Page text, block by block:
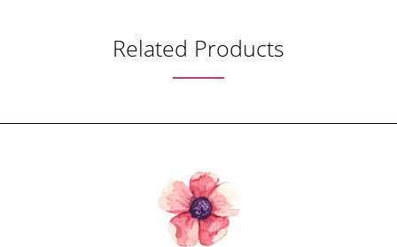
Related Products